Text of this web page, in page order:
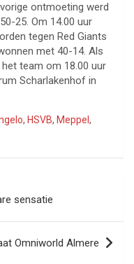
ontmoeting werd
25. Om 14.00 uur
tegen Red Giants
met 40-14. Als
team om 18.00 uur
Scharlakenhof in
, HSVB, Meppel ,
sensatie
Omniworld Almere